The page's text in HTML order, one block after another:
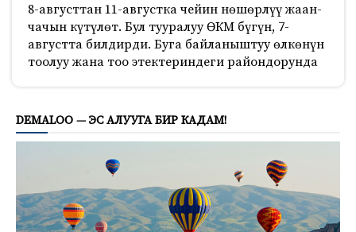
8-августтан 11-августка чейин нөшөрлүү жаан-
чачын күтүлөт. Бул тууралуу ӨКМ бүгүн, 7-
августта билдирди. Буга байланыштуу өлкөнүн
тоолуу жана тоо этектериндеги райондорунда
DEMALOO — ЭС АЛУУГА БИР КАДАМ!